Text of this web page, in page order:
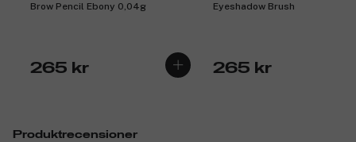
Brow Pencil Ebony 0,04g
265 kr
Eyeshadow Brush
265 kr
Produktrecensioner